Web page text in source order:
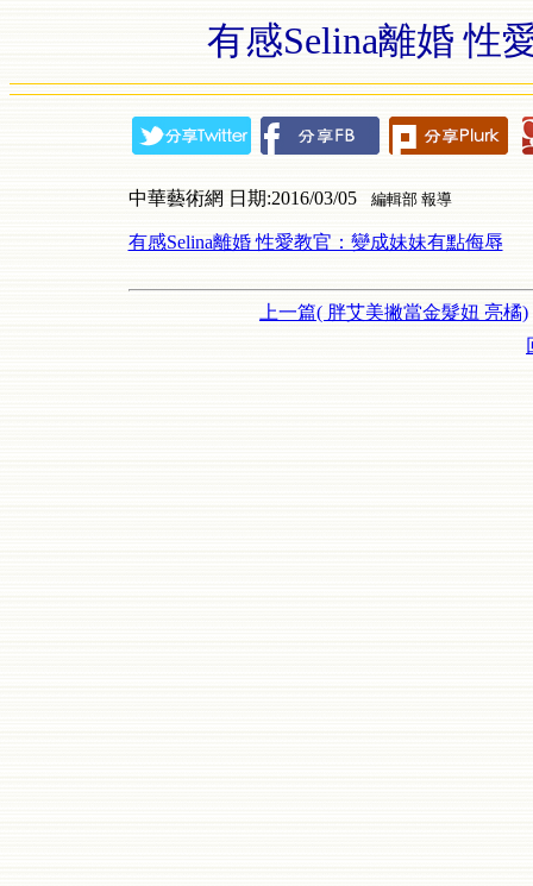
有感Selina離婚 性
中華藝術網 日期:2016/03/05 編輯部 報導
有感Selina離婚 性愛教官：變成妹妹有點侮辱
上一篇( 胖艾美撇當金髮妞 亮橘)